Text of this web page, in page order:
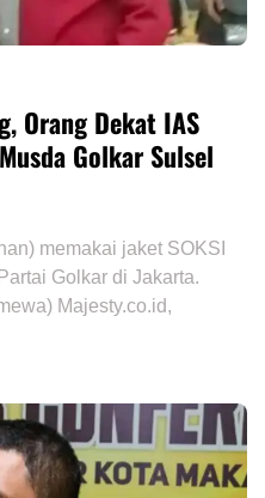
Orang Dekat IAS
Golkar Sulsel
memakai jaket SOKSI
Golkar di Jakarta.
Majesty.co.id,